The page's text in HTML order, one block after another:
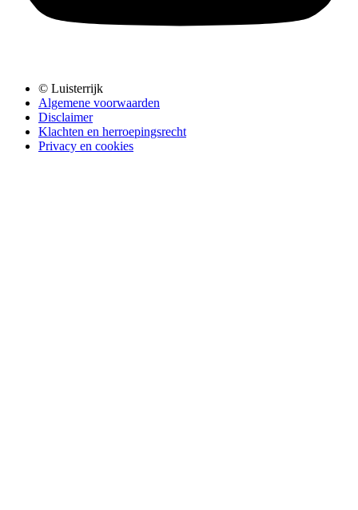
© Luisterrijk
Algemene voorwaarden
Disclaimer
Klachten en herroepingsrecht
Privacy en cookies